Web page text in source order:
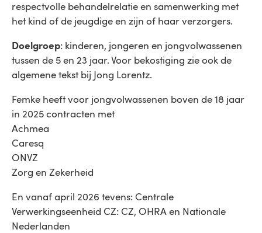
respectvolle behandelrelatie en samenwerking met
het kind of de jeugdige en zijn of haar verzorgers.
Doelgroep: kinderen, jongeren en jongvolwassenen
tussen de 5 en 23 jaar. Voor bekostiging zie ook de
algemene tekst bij Jong Lorentz.
Femke heeft voor jongvolwassenen boven de 18 jaar
in 2025 contracten met
Achmea
Caresq
ONVZ
Zorg en Zekerheid
En vanaf april 2026 tevens: Centrale
Verwerkingseenheid CZ: CZ, OHRA en Nationale
Nederlanden